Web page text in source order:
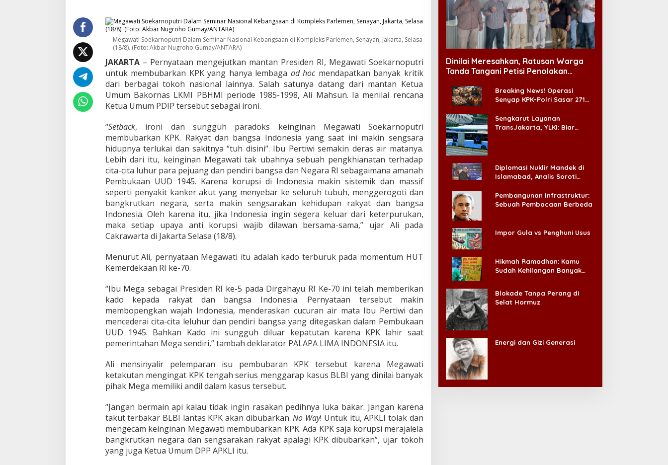
a
M
e
g
M
i
n
t
K
K
D
i
b
u
b
a
r
k
a
n
Megawati Soekarnoputri Dalam Seminar Nasional Kebangsaan di Kompleks Parlemen, Senayan, Jakarta, Selasa
(18/8). (Foto: Akbar Nugroho Gumay/ANTARA)
JAKARTA– Pernyataan mengejutkan mantan Presiden RI, Megawati Soekarnoputri
untuk membubarkan KPK yang hanya lembaga ad hocmendapatkan banyak kritik
dari berbagai tokoh nasional lainnya. Salah satunya datang dari mantan Ketua
Umum Bakornas LKMI PBHMI periode 1985-1998, Ali Mahsun. Ia menilai rencana
Ketua Umum PDIP tersebut sebagai ironi.
“Setback, ironi dan sungguh paradoks keinginan Megawati Soekarnoputri
membubarkan KPK. Rakyat dan bangsa Indonesia yang saat ini makin sengsara
hidupnya terlukai dan sakitnya “tuh disini”. Ibu Pertiwi semakin deras air matanya.
Lebih dari itu, keinginan Megawati tak ubahnya sebuah pengkhianatan terhadap
cita-cita luhur para pejuang dan pendiri bangsa dan Negara RI sebagaimana amanah
Pembukaan UUD 1945. Karena korupsi di Indonesia makin sistemik dan massif
seperti penyakit kanker akut yang menyebar ke seluruh tubuh, menggerogoti dan
bangkrutkan negara, serta makin sengsarakan kehidupan rakyat dan bangsa
Indonesia. Oleh karena itu, jika Indonesia ingin segera keluar dari keterpurukan,
maka setiap upaya anti korupsi wajib dilawan bersama-sama,” ujar Ali pada
Cakrawarta di Jakarta Selasa (18/8).
Menurut Ali, pernyataan Megawati itu adalah kado terburuk pada momentum HUT
Kemerdekaan RI ke-70.
“Ibu Mega sebagai Presiden RI ke-5 pada Dirgahayu RI Ke-70 ini telah memberikan
kado kepada rakyat dan bangsa Indonesia. Pernyataan tersebut makin
membopengkan wajah Indonesia, menderaskan cucuran air mata Ibu Pertiwi dan
mencederai cita-cita leluhur dan pendiri bangsa yang ditegaskan dalam Pembukaan
UUD 1945. Bahkan Kado ini sungguh diluar kepatutan karena KPK lahir saat
pemerintahan Mega sendiri,” tambah deklarator PALAPA LIMA INDONESIA itu.
Ali mensinyalir pelemparan isu pembubaran KPK tersebut karena Megawati
ketakutan mengingat KPK tengah serius menggarap kasus BLBI yang dinilai banyak
pihak Mega memiliki andil dalam kasus tersebut.
“Jangan bermain api kalau tidak ingin rasakan pedihnya luka bakar. Jangan karena
takut terbakar BLBI lantas KPK akan dibubarkan.No Way! Untuk itu, APKLI tolak dan
mengecam keinginan Megawati membubarkan KPK. Ada KPK saja korupsi merajalela
bangkrutkan negara dan sengsarakan rakyat apalagi KPK dibubarkan”, ujar tokoh
yang juga Ketua Umum DPP APKLI itu.
Dinilai Meresahkan, Ratusan Warga
Tanda Tangani Petisi Penolakan
Breaking News! Operasi
Senyap KPK-Polri Sasar 271
Ada ‘Badai Pemeriksaan’
Sengkarut Layanan
TransJakarta, YLKI: Biar
Diplomasi Nuklir Mandek di
Islamabad, Analis Soroti
Pembangunan Infrastruktur:
Sebuah Pembacaan Berbeda
Impor Gula vs Penghuni Usus
Hikmah Ramadhan: Kamu
Sudah Kehilangan Banyak
Blokade Tanpa Perang di
Selat Hormuz
Energi dan Gizi Generasi